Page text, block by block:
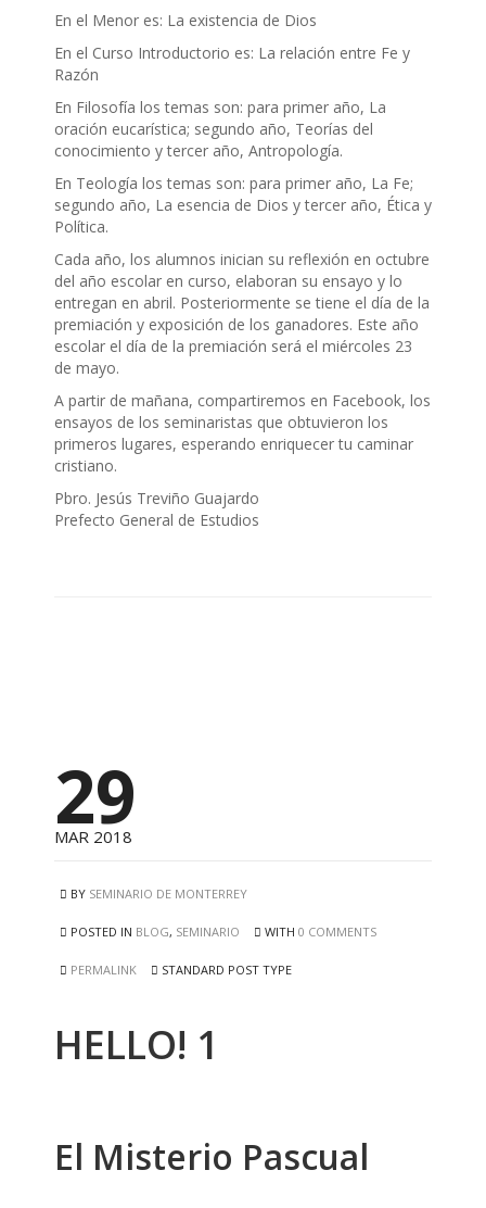
En el Menor es: La existencia de Dios
En el Curso Introductorio es: La relación entre Fe y
Razón
En Filosofía los temas son: para primer año, La
oración eucarística; segundo año, Teorías del
conocimiento y tercer año, Antropología.
En Teología los temas son: para primer año, La Fe;
segundo año, La esencia de Dios y tercer año, Ética y
Política.
Cada año, los alumnos inician su reflexión en octubre
del año escolar en curso, elaboran su ensayo y lo
entregan en abril. Posteriormente se tiene el día de la
premiación y exposición de los ganadores. Este año
escolar el día de la premiación será el miércoles 23
de mayo.
A partir de mañana, compartiremos en Facebook, los
ensayos de los seminaristas que obtuvieron los
primeros lugares, esperando enriquecer tu caminar
cristiano.
Pbro. Jesús Treviño Guajardo
Prefecto General de Estudios
29
MAR 2018
BY SEMINARIO DE MONTERREY
POSTED IN BLOG, SEMINARIO WITH 0 COMMENTS
PERMALINK STANDARD POST TYPE
HELLO! 1
El Misterio Pascual